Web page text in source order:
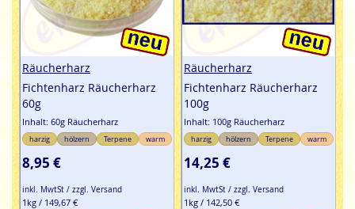
Räucherharz
Fichtenharz Räucherharz
60g
Inhalt: 60g Räucherharz
harzig hölzern Terpene warm
8,95 €
inkl. MwtSt / zzgl. Versand
1kg / 149,67 €
Räucherharz
Fichtenharz Räucherharz
100g
Inhalt: 100g Räucherharz
harzig hölzern Terpene warm
14,25 €
inkl. MwtSt / zzgl. Versand
1kg / 142,50 €